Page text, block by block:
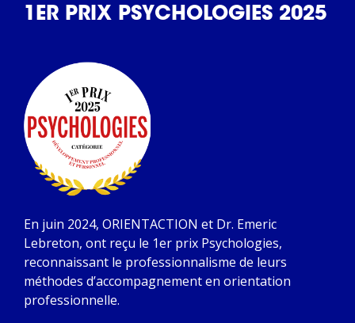
1ER PRIX PSYCHOLOGIES 2025
En juin 2024, ORIENTACTION et Dr. Emeric
Lebreton, ont reçu le 1er prix Psychologies,
reconnaissant le professionnalisme de leurs
méthodes d’accompagnement en orientation
professionnelle.